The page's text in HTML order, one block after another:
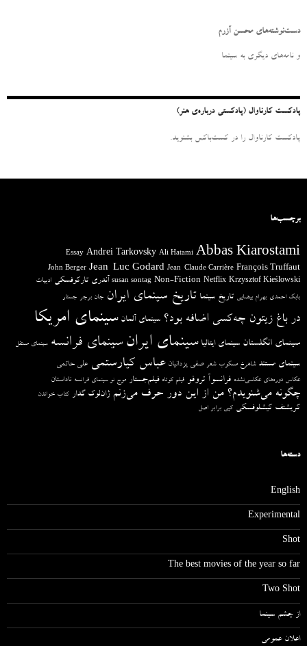
و
ر
دست‌نوشته‌های محسن آزرم
و نامه‌‌های دیگری به سینما
پادکست کارناوال (پادکستی درباره‌ی هنر)
پادکست کارناوال را در کست‌باکس بشنوید.
برچسب‌ها
Abbas Kiarostami
Ali Hatami
Andrei Tarkovsky
Essay
François Truffaut
Jean-Claude Carrière
Jean-Luc Godard
John Berger
Krzysztof Kieślowski
Netflix
Non-Fiction
susan sontag آندری تارکوفسکی ادبیات
بابک احمدی بهرام بیضایی تاریخ سینما تاریخ سینمای ایران جان برجر جستار
در باغ زیتون چه‌کسی اضافه بود؟ سینمای آلمان سینمای امریکا
سینمای انگلستان سینمای ایتالیا سینمای ایران سینمای فرانسه سینمای مستقل
سینمای مستند شاهرخ مسکوب شعر صفی یزدانیان عباس کیارستمی علی حاتمی
عکاس دوره‌های عکاسی‌نشده فرانسوآ تروفو فیلم کوتاه فیلم‌جستار موج نو سینمای فرانسه ناداستان
چگونه می‌شنویدم؟ من از این دور حرف می‌زنم ژان‌لوک گدار کتاب خواندن
کریشتف کیشلوفسکی کپی برابر اصل
دسته‌ها
English
Experimental
Shot
The best movies of the year so far
Two Shot
از چشم سینما
اعلان عمومی